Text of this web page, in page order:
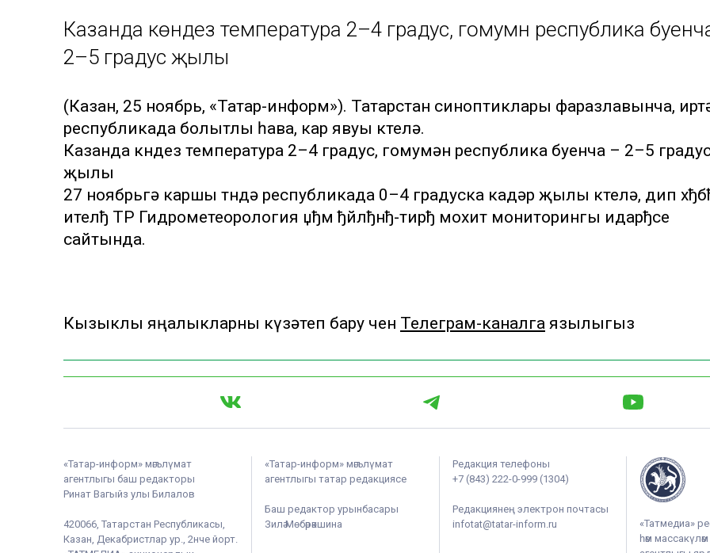
Казанда көндез температура 2–4 градус, гомумән республика
2–5 градус җылы
(Казан, 25 ноябрь, «Татар-информ»). Татарстан синоптиклары фаразлавынча,
республикада болытлы һава, кар явуы көтелә.
Казанда көндез температура 2–4 градус, гомумән республика буенча – 2–5
җылы
27 ноябрьгә каршы төндә республикада 0–4 градуска кадәр җылы көтелә, дип
ителђ ТР Гидрометеорология џђм ђйлђнђ-тирђ мохит мониторингы идарђсе
сайтында.
Кызыклы яңалыкларны күзәтеп бару өчен Телеграм-каналга язылыгыз
«Татар-информ» мәгълүмат
агентлыгы баш редакторы
Ринат Вагыйз улы Билалов
420066, Татарстан Республикасы,
Казан, Декабристлар ур., 2нче йорт.
«Татар-информ» мәгълүмат
агентлыгы татар редакциясе
Баш редактор урынбасары
Зилә Мөбәрәкшина
Редакция телефоны
+7 (843) 222-0-999 (1304)
Редакциянең электрон почтасы
infotat@tatar-inform.ru
«Татмедиа»
һәм